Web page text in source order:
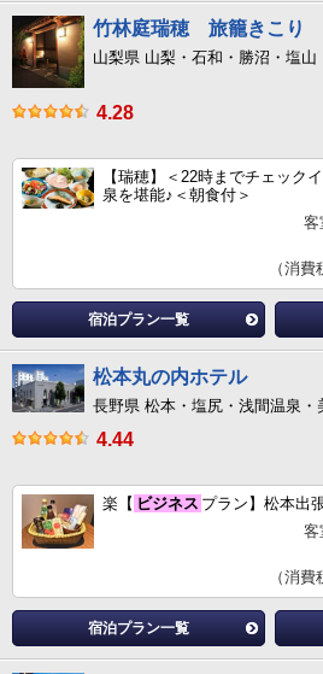
竹林庭瑞穂 旅籠きこり
山梨県 山梨・石和・勝沼・塩山
4.28
【瑞穂】＜22時までチェック
泉を堪能♪＜朝食付＞
客
（消
宿泊プラン一覧
松本丸の内ホテル
長野県 松本・塩尻・浅間温泉・
4.44
楽【 ビジネス プラン】松本出
客
（消
宿泊プラン一覧